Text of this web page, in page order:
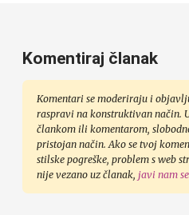
Komentiraj članak
Komentari se moderiraju i
raspravi na konstruktivan način.
člankom ili komentarom,
pristojan način. Ako se tvoj
stilske pogreške, problem s web
nije vezano uz članak, javi nam se